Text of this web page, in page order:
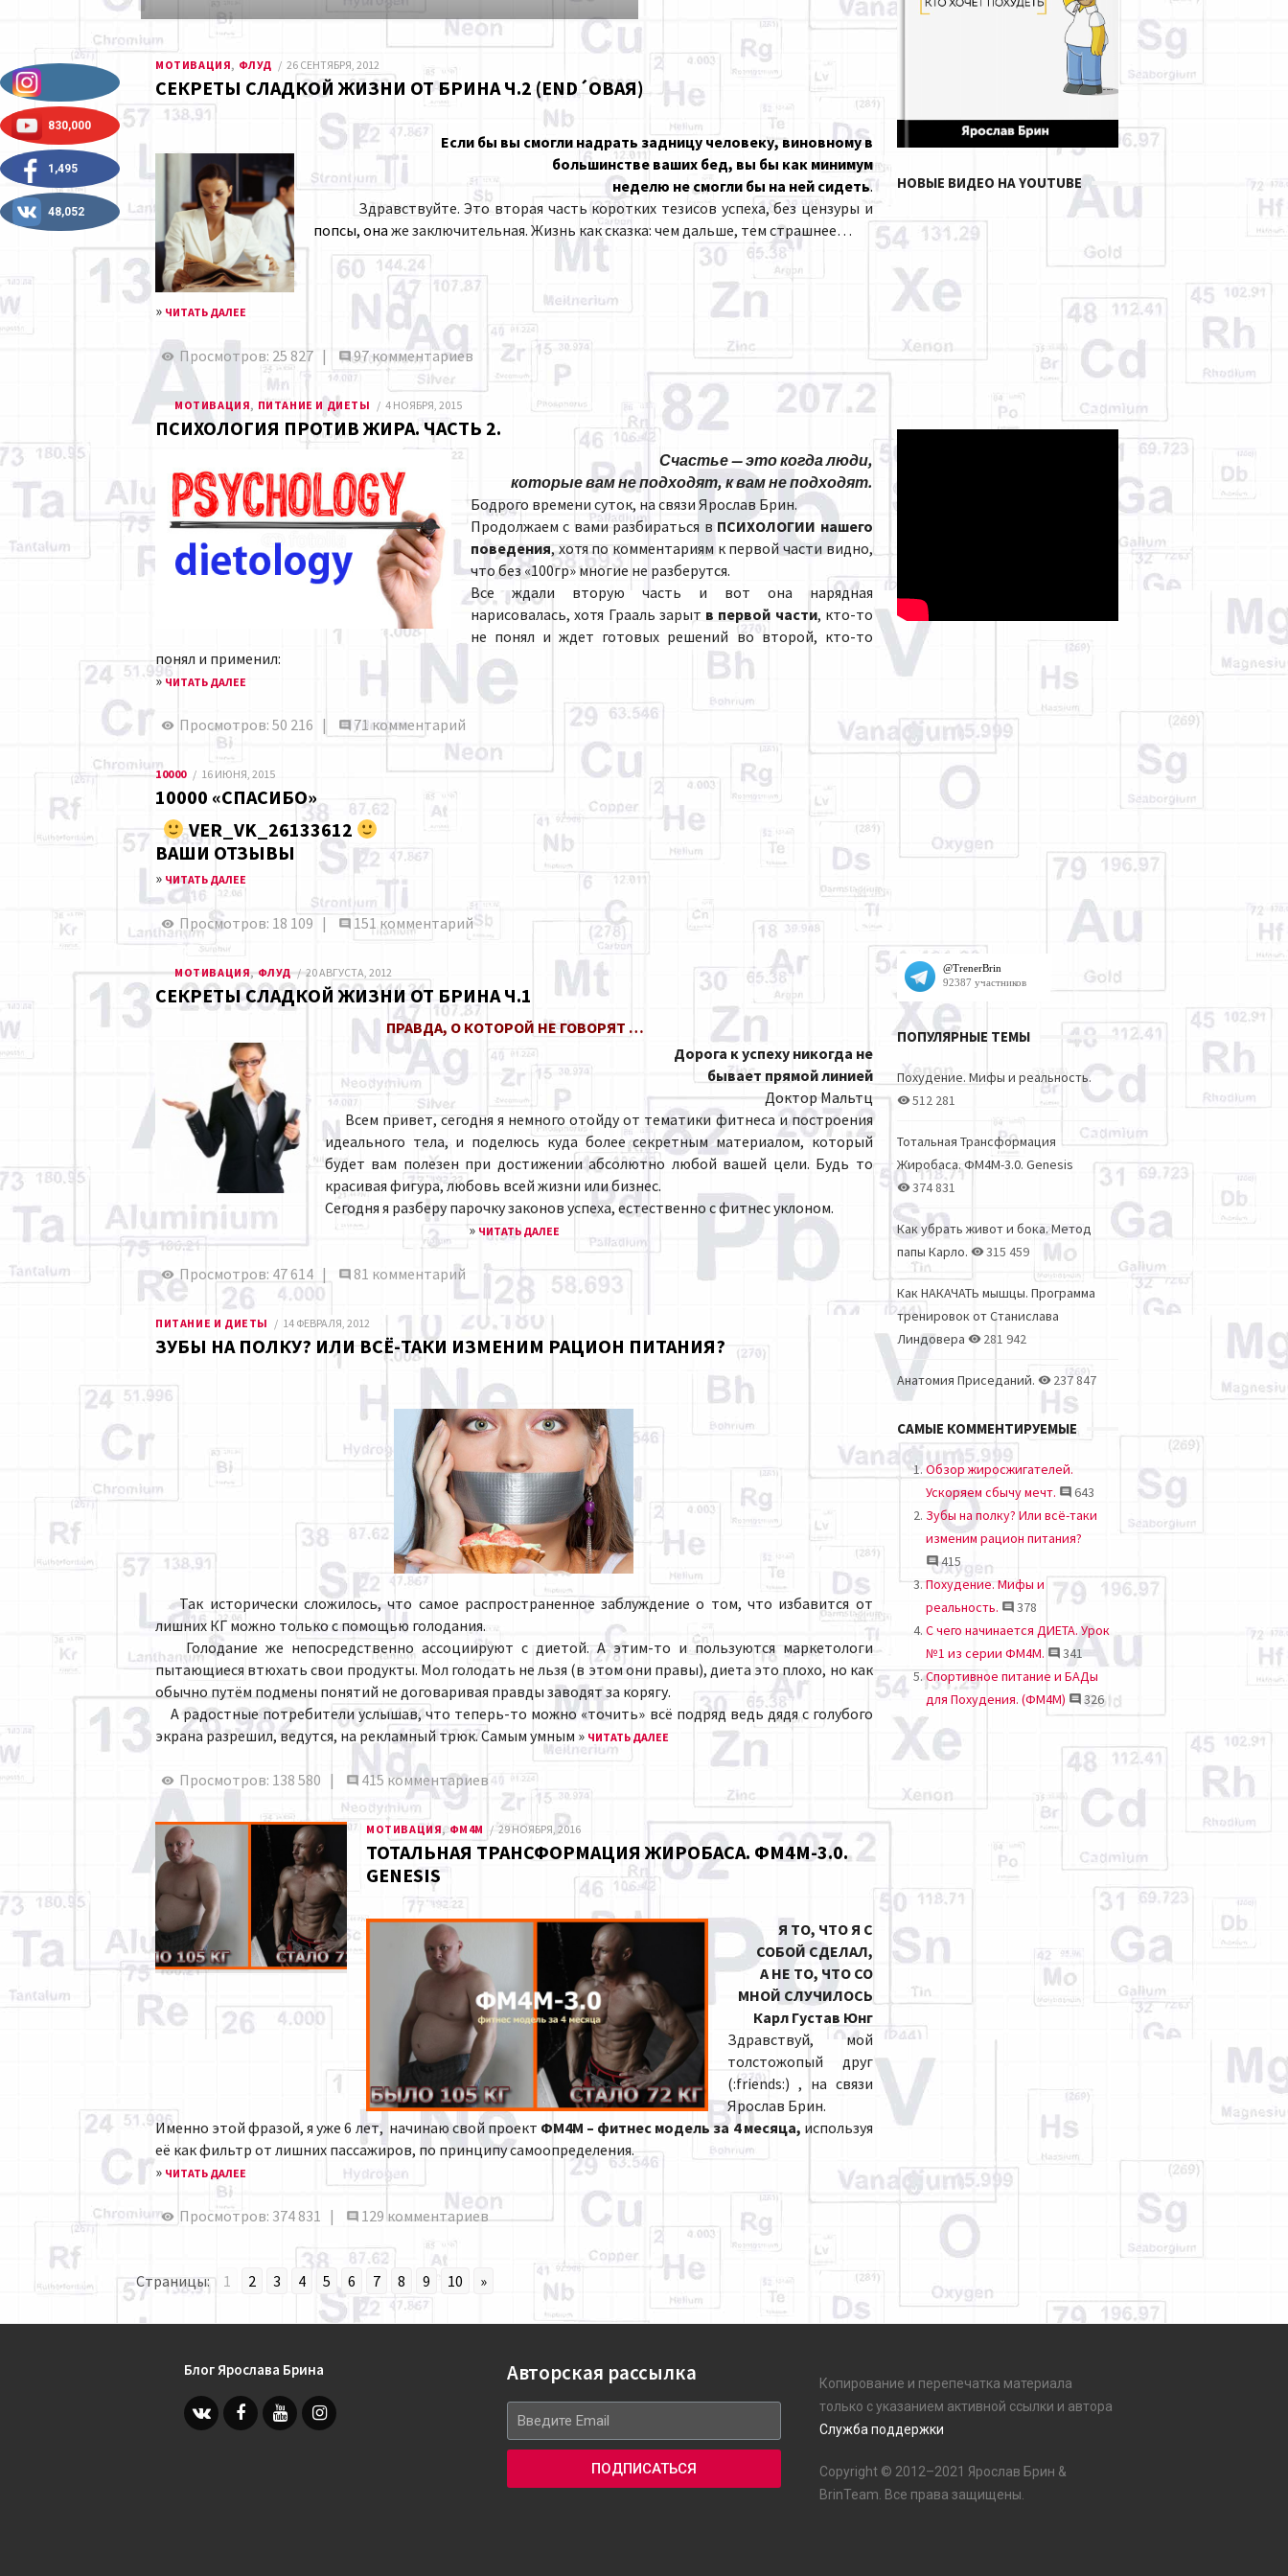
МОТИВАЦИЯ, ФЛУД 26 СЕНТЯБРЯ, 2012
СЕКРЕТЫ СЛАДКОЙ ЖИЗНИ ОТ БРИНА Ч.2 (END´ОВАЯ)
Если бы вы смогли надрать задницу человеку, виновному в
большинстве ваших бед, вы бы как минимум
неделю не смогли бы на ней сидеть.
Здравствуйте. Это вторая часть коротких тезисов успеха, без цензуры и
попсы, она же заключительная. Жизнь как сказка: чем дальше, тем страшнее…
» ЧИТАТЬ ДАЛЕЕ
Просмотров: 25 827 | 97 комментариев
МОТИВАЦИЯ, ПИТАНИЕ И ДИЕТЫ 4 НОЯБРЯ, 2015
ПСИХОЛОГИЯ ПРОТИВ ЖИРА. ЧАСТЬ 2.
Счастье — это когда люди,
которые вам не подходят, к вам не подходят.
Бодрого времени суток, на связи Ярослав Брин.
Продолжаем с вами разбираться вПСИХОЛОГИИ нашего
поведения, хотя по комментариям к первой части видно,
что без «100гр» многие не разберутся.
Все ждали вторую часть и вот она нарядная
нарисовалась, хотя Грааль зарыт в первой части, кто-то
не понял и ждет готовых решений во второй, кто-то
понял и применил:
» ЧИТАТЬ ДАЛЕЕ
Просмотров: 50 216 | 71 комментарий
10000 16 ИЮНЯ, 2015
10000 «СПАСИБО»
VER_VK_26133612
ВАШИ ОТЗЫВЫ
» ЧИТАТЬ ДАЛЕЕ
Просмотров: 18 109 | 151 комментарий
МОТИВАЦИЯ,ФЛУД 20 АВГУСТА, 2012
СЕКРЕТЫ СЛАДКОЙ ЖИЗНИ ОТ БРИНА Ч.1
ПРАВДА, О КОТОРОЙ НЕ ГОВОРЯТ …
Дорога к успеху никогда не
бывает прямой линией
Доктор Мальтц
Всем привет, сегодня я немного отойду от тематики фитнеса и построения
идеального тела, и поделюсь куда более секретным материалом, который
будет вам полезен при достижении абсолютно любой вашей цели. Будь то
красивая фигура, любовь всей жизни или бизнес.
Сегодня я разберу парочку законов успеха, естественно с фитнес уклоном.
» ЧИТАТЬ ДАЛЕЕ
Просмотров: 47 614 | 81 комментарий
ПИТАНИЕ И ДИЕТЫ 14 ФЕВРАЛЯ, 2012
ЗУБЫ НА ПОЛКУ? ИЛИ ВСЁ-ТАКИ ИЗМЕНИМ РАЦИОН ПИТАНИЯ?
Так исторически сложилось, что самое распространенное заблуждение о том, что избавится от
лишних КГ можно только с помощью голодания.
Голодание же непосредственно ассоциируют с диетой. А этим-то и пользуются маркетологи
пытающиеся втюхать свои продукты. Мол голодать не льзя (в этом они правы), диета это плохо, но как
обычно путём подмены понятий не договаривая правды заводят за корягу.
А радостные потребители услышав, что теперь-то можно «точить» всё подряд ведь дядя с голубого
экрана разрешил, ведутся, на рекламный трюк. Самым умным » ЧИТАТЬ ДАЛЕЕ
Просмотров: 138 580 | 415 комментариев
МОТИВАЦИЯ,ФМ4М 29 НОЯБРЯ, 2016
ТОТАЛЬНАЯ ТРАНСФОРМАЦИЯ ЖИРОБАСА. ФМ4М-3.0.
GENESIS
Я ТО, ЧТО Я С
СОБОЙ СДЕЛАЛ,
А НЕ ТО, ЧТО СО
МНОЙ СЛУЧИЛОСЬ
Карл Густав Юнг
Здравствуй, мой
толстожопый друг
(:friends:) , на связи
Ярослав Брин.
Именно этой фразой, я уже 6 лет, начинаю свой проект ФМ4М – фитнес модель за 4 месяца, используя
её как фильтр от лишних пассажиров, по принципу самоопределения.
» ЧИТАТЬ ДАЛЕЕ
Просмотров: 374 831 | 129 комментариев
Страницы: 1 2 3 4 5 6 7 8 9 10 »
НОВЫЕ ВИДЕО НА YOUTUBE
ПОПУЛЯРНЫЕ ТЕМЫ
Похудение. Мифы и реальность.
512 281
Тотальная Трансформация
Жиробаса. ФМ4М-3.0. Genesis
374 831
Как убрать живот и бока. Метод
папы Карло.
315 459
Как НАКАЧАТЬ мышцы. Программа
тренировок от Станислава
Линдовера
281 942
Анатомия Приседаний. 237 847
САМЫЕ КОММЕНТИРУЕМЫЕ
Обзор жиросжигателей.
Ускоряем сбычу мечт.
643
Зубы на полку? Или всё-таки
изменим рацион питания?
415
Похудение. Мифы и
реальность.
378
С чего начинается ДИЕТА. Урок
№1 из серии ФМ4М.
341
Спортивное питание и БАДы
для Похудения. (ФМ4М)
326
Блог Ярослава Брина Авторская рассылка
ПОДПИСАТЬСЯ
Копирование и перепечатка материала
только с указанием активной ссылки и автора
Служба поддержки
Copyright © 2012–2021 Ярослав Брин &
BrinTeam. Все права защищены.
830,000
1,495
48,052